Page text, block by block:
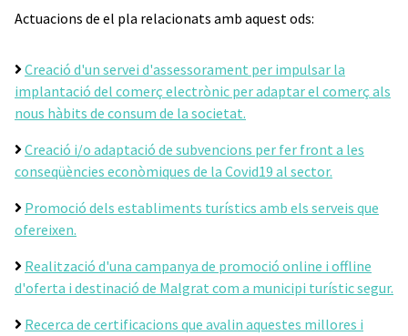
Actuacions de el pla relacionats amb aquest ods:
Creació d'un servei d'assessorament per impulsar la
implantació del comerç electrònic per adaptar el comerç als
nous hàbits de consum de la societat.
Creació i/o adaptació de subvencions per fer front a les
conseqüències econòmiques de la Covid19 al sector.
Promoció dels establiments turístics amb els serveis que
ofereixen.
Realització d'una campanya de promoció online i offline
d'oferta i destinació de Malgrat com a municipi turístic segur.
Recerca de certificacions que avalin aquestes millores i